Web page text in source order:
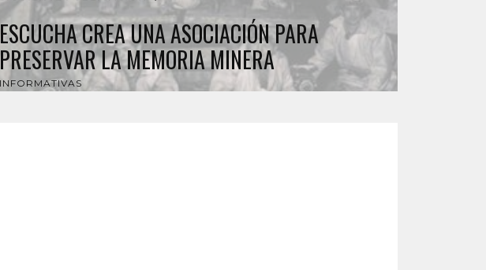
ESCUCHA CREA UNA ASOCIACIÓN PARA
PRESERVAR LA MEMORIA MINERA
INFORMATIVAS